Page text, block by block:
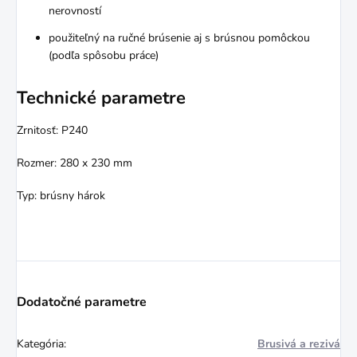
nerovností
použiteľný na ručné brúsenie aj s brúsnou pomôckou
(podľa spôsobu práce)
Technické parametre
Zrnitosť: P240
Rozmer: 280 x 230 mm
Typ: brúsny hárok
Dodatočné parametre
Kategória: Brusivá a rezivá